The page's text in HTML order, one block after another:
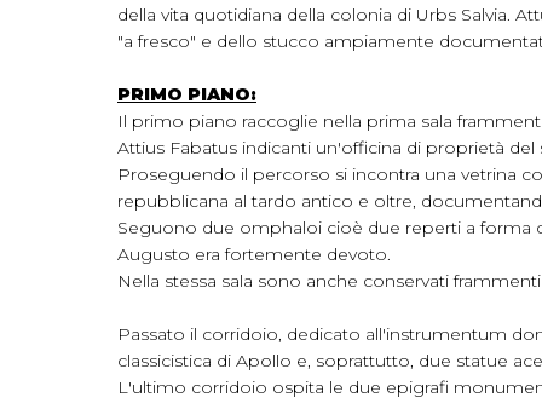
della vita quotidiana della colonia di Urbs Salvia.
"a fresco" e dello stucco ampiamente
PRIMO PIANO:
Il primo piano raccoglie nella prima sala
Attius Fabatus indicanti un'officina di proprietà
Proseguendo il percorso si incontra una vetrina
repubblicana al tardo antico e oltre,
Seguono due omphaloi cioè due reperti a forma
Augusto era fortemente devoto.
Nella stessa sala sono anche conservati
Passato il corridoio, dedicato all'instrumentum
classicistica di Apollo e, soprattutto, due statue
L'ultimo corridoio ospita le due epigrafi